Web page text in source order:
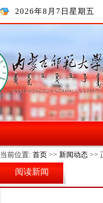
2026年8月7日星期五
当前位置: 首页 >> 新闻动态 >>
阅读新闻